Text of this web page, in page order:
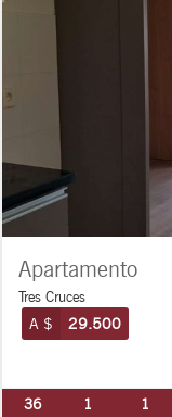
Apartamento
Tres Cruces
A $ 29.500
36 1 1